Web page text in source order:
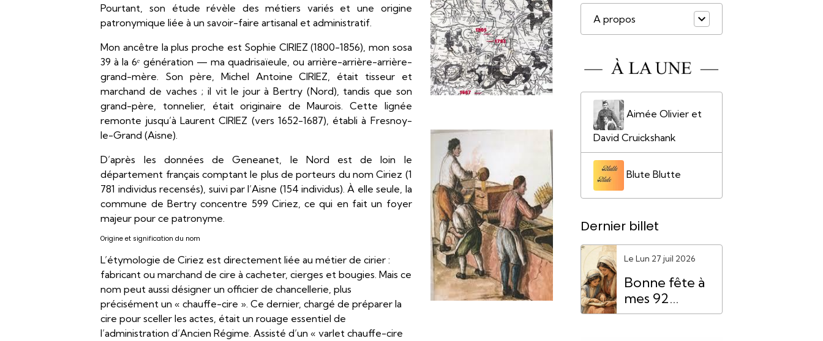
Pourtant, son étude révèle des métiers variés et une origine
patronymique liée à un savoir-faire artisanal et administratif.
Mon ancêtre la plus proche est Sophie CIRIEZ (1800-1856), mon sosa
39 à la 6ᵉ génération — ma quadrisaïeule, ou arrière-arrière-arrière-
grand-mère. Son père, Michel Antoine CIRIEZ, était tisseur et
marchand de vaches ; il vit le jour à Bertry (Nord), tandis que son
grand-père, tonnelier, était originaire de Maurois. Cette lignée
remonte jusqu’à Laurent CIRIEZ (vers 1652-1687), établi à Fresnoy-
le-Grand (Aisne).
D’après les données de Geneanet, le Nord est de loin le
département français comptant le plus de porteurs du nom Ciriez (1
781 individus recensés), suivi par l’Aisne (154 individus). À elle seule, la
commune de Bertry concentre 599 Ciriez, ce qui en fait un foyer
majeur pour ce patronyme.
Origine et signification du nom
L’étymologie de Ciriez est directement liée au métier de cirier :
fabricant ou marchand de cire à cacheter, cierges et bougies. Mais ce
nom peut aussi désigner un officier de chancellerie, plus
précisément un « chauffe-cire ». Ce dernier, chargé de préparer la
cire pour sceller les actes, était un rouage essentiel de
l’administration d’Ancien Régime. Assisté d’un « varlet chauffe-cire
A propos
Aimée Olivier et
David Cruickshank
Blute Blutte
Dernier billet
Le Lun 27 juil 2026
Bonne fête à
mes 92
"Mamie